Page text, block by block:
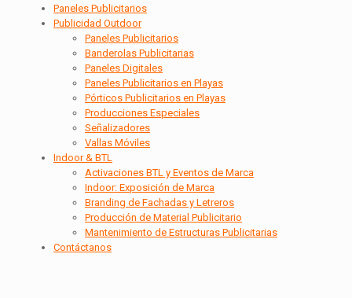
Paneles Publicitarios
Publicidad Outdoor
Paneles Publicitarios
Banderolas Publicitarias
Paneles Digitales
Paneles Publicitarios en Playas
Pórticos Publicitarios en Playas
Producciones Especiales
Señalizadores
Vallas Móviles
Indoor & BTL
Activaciones BTL y Eventos de Marca
Indoor: Exposición de Marca
Branding de Fachadas y Letreros
Producción de Material Publicitario
Mantenimiento de Estructuras Publicitarias
Contáctanos